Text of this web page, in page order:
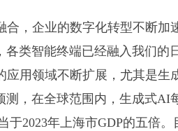
合，企业的数字化转型不断加
各类智能终端已经融入我们的
应用领域不断扩展，尤其是生
，在全球范围内，生成式AI
于2023年上海市GDP的五倍